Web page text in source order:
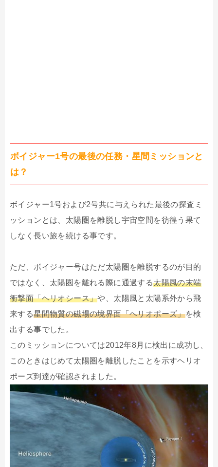
ボイジャー1号の最後の任務・星間ミッションと
は？
ボイジャー1号および2号共に与えられた最後の探査ミ
ッションとは、太陽圏を離脱し宇宙空間を彷徨う果て
しなく長い旅を続ける事です。
ただ、ボイジャー号はただ太陽圏を離脱するのが目的
ではなく、太陽圏を離れる際に通過する太陽風の末端
衝撃面「ヘリオシース」や、太陽風と太陽系外から飛
来する星間物質の磁場の境界面「ヘリオポーズ」を検
出する事でした。
このミッションについては2012年8月に検出に成功し、
このときはじめて太陽圏を離脱したことを示すヘリオ
ポーズ到達が確認されました。